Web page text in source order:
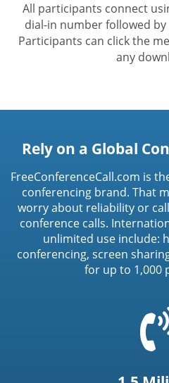
All participants connect
dial-in number followed
Participants can click the
any
Rely on a Global
FreeConferenceCall.com is
conferencing brand. That
worry about reliability or
conference calls.
unlimited use include:
conferencing, screen
for up to 1,000